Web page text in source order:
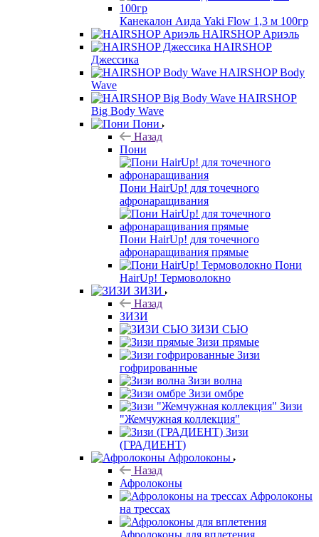
Канекалон Аида Yaki Flow 1,3 м 100гр
HAIRSHOP Ариэль
HAIRSHOP
Джессика
HAIRSHOP Body
Wave
HAIRSHOP
Big Body Wave
Пони
Назад
Пони
Пони HairUp! для точечного
афронаращивания
Пони HairUp! для точечного
афронаращивания прямые
Пони
HairUp! Термоволокно
ЗИЗИ
Назад
ЗИЗИ
ЗИЗИ СЬЮ
Зизи прямые
Зизи
гофрированные
Зизи волна
Зизи омбре
Зизи
"Жемчужная коллекция"
Зизи
(ГРАДИЕНТ)
Афролоконы
Назад
Афролоконы
Афролоконы
на трессах
Афролоконы для вплетения